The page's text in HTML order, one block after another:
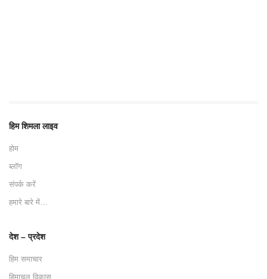
हिम शिमला लाइव
होम
ब्लॉग
संपर्क करें
हमारे बारे में…
देश – प्रदेश
हिम समाचार
हिमाचल विकास